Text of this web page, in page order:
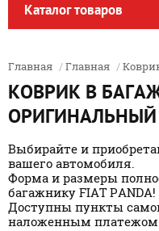
Каталог товаров
Главная /Главная /
КОВРИК В
ОРИГИНАЛЬНЫЙ
Выбирайте и
вашего автомобиля.
Форма и размеры
багажнику FIAT PANDA!
Доступны пункты
наложенным